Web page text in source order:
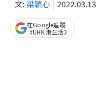
文: 梁穎心 2022.03.13
在Google追蹤
《UHK 港生活》